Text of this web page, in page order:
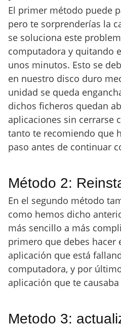
El primer método puede
pero te sorprenderías la
se soluciona este
computadora y quitando
unos minutos. Esto se
en nuestro disco duro
unidad se queda
dichos ficheros quedan
aplicaciones sin cerrarse
tanto te recomiendo que
paso antes de continuar
Método 2:
En el segundo método
como hemos dicho
más sencillo a más
primero que debes hacer
aplicación que está
computadora, y por
aplicación que te
Metodo 3: